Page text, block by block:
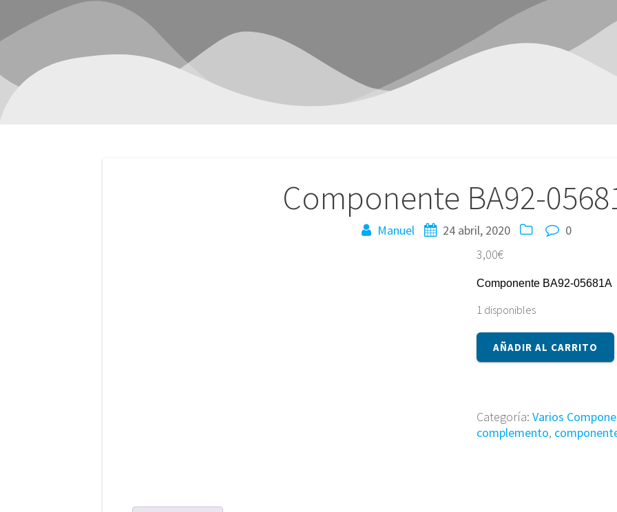
Componente BA92-
Manuel 24 abril, 2020
0
3,00€
Componente BA92-05681A
1 disponibles
Componente
BA92-
AÑADIR AL CARRITO
Categoría: Varios
complemento,